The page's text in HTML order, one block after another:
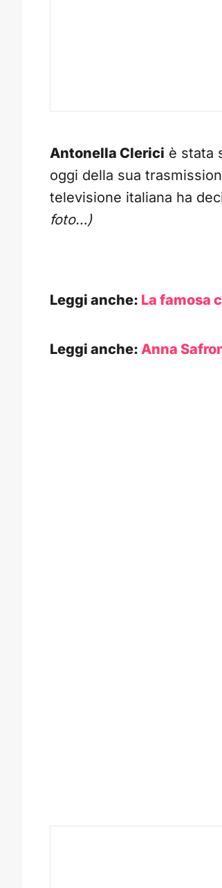
Antonella Clerici è stata
oggi della sua
televisione italiana ha
foto…)
Leggi anche: La famosa
Leggi anche: Anna